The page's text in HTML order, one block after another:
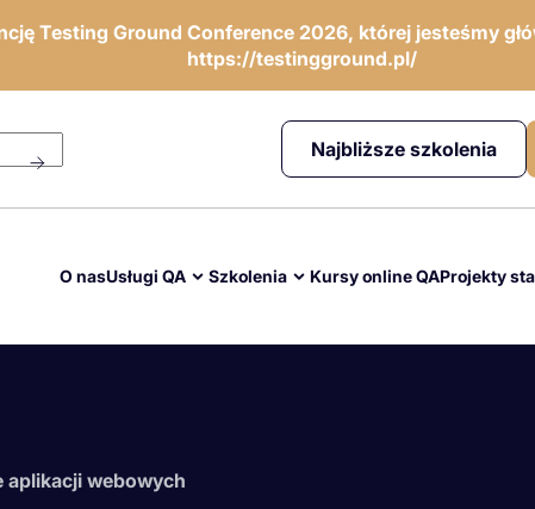
Testing Ground Conference 2026, której jesteśmy
https://testingground.pl/
Najbliższe szkolenia
O nasUsługi QA Szkolenia Kursy online QAProjekty
aplikacji webowych